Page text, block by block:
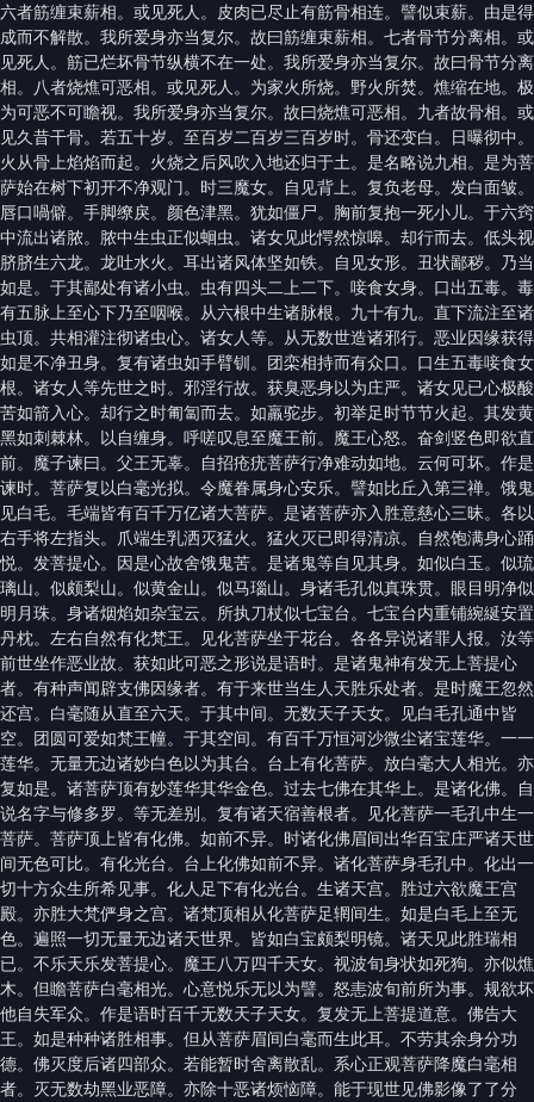
六者筋缠束薪相。或见死人。皮肉已尽止有筋骨相连。譬似束薪。由是得
成而不解散。我所爱身亦当复尔。故曰筋缠束薪相。七者骨节分离相。或
见死人。筋已烂坏骨节纵横不在一处。我所爱身亦当复尔。故曰骨节分离
相。八者烧燋可恶相。或见死人。为家火所烧。野火所焚。燋缩在地。极
为可恶不可瞻视。我所爱身亦当复尔。故曰烧燋可恶相。九者故骨相。或
见久昔干骨。若五十岁。至百岁二百岁三百岁时。骨还变白。日曝彻中。
火从骨上焰焰而起。火烧之后风吹入地还归于土。是名略说九相。是为菩
萨始在树下初开不净观门。时三魔女。自见背上。复负老母。发白面皱。
唇口喎僻。手脚缭戾。颜色津黑。犹如僵尸。胸前复抱一死小儿。于六窍
中流出诸脓。脓中生虫正似蛔虫。诸女见此愕然惊嗥。却行而去。低头视
脐脐生六龙。龙吐水火。耳出诸风体坚如铁。自见女形。丑状鄙秽。乃当
如是。于其鄙处有诸小虫。虫有四头二上二下。唼食女身。口出五毒。毒
有五脉上至心下乃至咽喉。从六根中生诸脉根。九十有九。直下流注至诸
虫顶。共相灌注彻诸虫心。诸女人等。从无数世造诸邪行。恶业因缘获得
如是不净丑身。复有诸虫如手臂钏。团栾相持而有众口。口生五毒唼食女
根。诸女人等先世之时。邪淫行故。获臭恶身以为庄严。诸女见已心极酸
苦如箭入心。却行之时匍匐而去。如羸驼步。初举足时节节火起。其发黄
黑如刺棘林。以自缠身。呼嗟叹息至魔王前。魔王心怒。奋剑竖色即欲直
前。魔子谏曰。父王无辜。自招疮疣菩萨行净难动如地。云何可坏。作是
谏时。菩萨复以白毫光拟。令魔眷属身心安乐。譬如比丘入第三禅。饿鬼
见白毛。毛端皆有百千万亿诸大菩萨。是诸菩萨亦入胜意慈心三昧。各以
右手将左指头。爪端生乳洒灭猛火。猛火灭已即得清凉。自然饱满身心踊
悦。发菩提心。因是心故舍饿鬼苦。是诸鬼等自见其身。如似白玉。似琉
璃山。似颇梨山。似黄金山。似马瑙山。身诸毛孔似真珠贯。眼目明净似
明月珠。身诸烟焰如杂宝云。所执刀杖似七宝台。七宝台内重铺綩綖安置
丹枕。左右自然有化梵王。见化菩萨坐于花台。各各异说诸罪人报。汝等
前世坐作恶业故。获如此可恶之形说是语时。是诸鬼神有发无上菩提心
者。有种声闻辟支佛因缘者。有于来世当生人天胜乐处者。是时魔王忽然
还宫。白毫随从直至六天。于其中间。无数天子天女。见白毛孔通中皆
空。团圆可爱如梵王幢。于其空间。有百千万恒河沙微尘诸宝莲华。一一
莲华。无量无边诸妙白色以为其台。台上有化菩萨。放白毫大人相光。亦
复如是。诸菩萨顶有妙莲华其华金色。过去七佛在其华上。是诸化佛。自
说名字与修多罗。等无差别。复有诸天宿善根者。见化菩萨一毛孔中生一
菩萨。菩萨顶上皆有化佛。如前不异。时诸化佛眉间出华百宝庄严诸天世
间无色可比。有化光台。台上化佛如前不异。诸化菩萨身毛孔中。化出一
切十方众生所希见事。化人足下有化光台。生诸天宫。胜过六欲魔王宫
殿。亦胜大梵俨身之宫。诸梵顶相从化菩萨足辋间生。如是白毛上至无
色。遍照一切无量无边诸天世界。皆如白宝颇梨明镜。诸天见此胜瑞相
已。不乐天乐发菩提心。魔王八万四千天女。视波旬身状如死狗。亦似燋
木。但瞻菩萨白毫相光。心意悦乐无以为譬。怒恚波旬前所为事。规欲坏
他自失军众。作是语时百千无数天子天女。复发无上菩提道意。佛告大
王。如是种种诸胜相事。但从菩萨眉间白毫而生此耳。不劳其余身分功
德。佛灭度后诸四部众。若能暂时舍离散乱。系心正观菩萨降魔白毫相
者。灭无数劫黑业恶障。亦除十恶诸烦恼障。能于现世见佛影像了了分